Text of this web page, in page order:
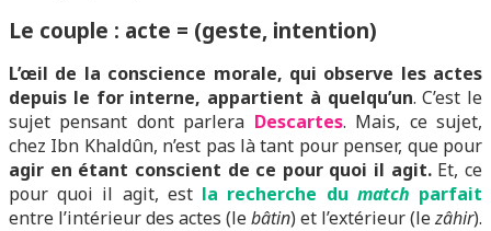
Le couple : acte = (geste, intention)
L’œil de la conscience morale, qui observe les actes
depuis le for interne, appartient à quelqu’un. C’est le
sujet pensant dont parlera Descartes. Mais, ce sujet,
chez Ibn Khaldûn, n’est pas là tant pour penser, que pour
agir en étant conscient de ce pour quoi il agit.Et, ce
pour quoi il agit, est la recherche du match parfait
entre l’intérieur des actes (lebâtin) et l’extérieur (lezâhir).